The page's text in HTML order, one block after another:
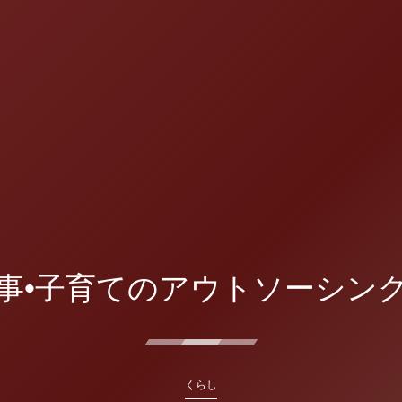
•子育てのアウトソーシン
くらし